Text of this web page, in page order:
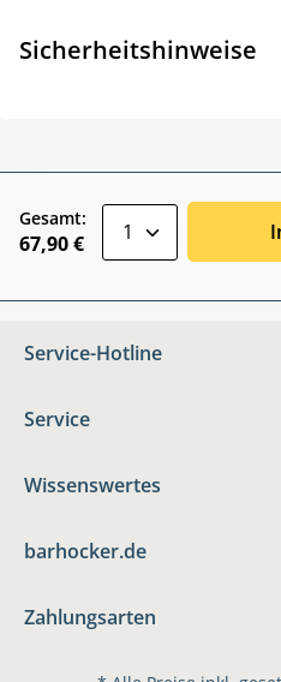
Sicherheitshinweise
Gesamt:
67,90 €
Service-Hotline
Service
Wissenswertes
barhocker.de
Zahlungsarten